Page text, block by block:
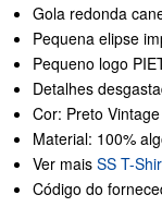
Gola redonda
Pequena elipse
Pequeno logo
Detalhes
Cor: Preto Vintage
Material: 100%
Ver mais SS T-
Código do